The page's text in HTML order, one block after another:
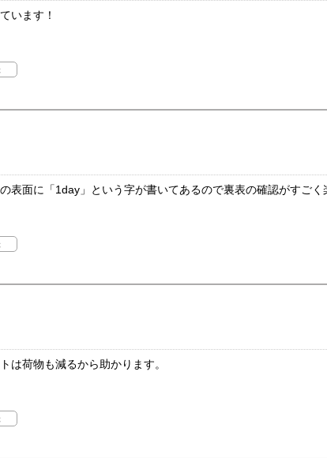
います！
表面に「1day」という字が書いてあるので裏表の確認がすごく
は荷物も減るから助かります。